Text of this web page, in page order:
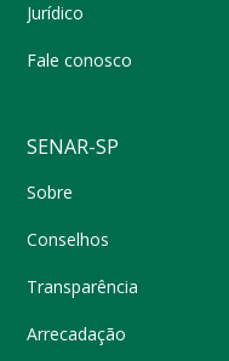
Jurídico
Fale conosco
SENAR-SP
Sobre
Conselhos
Transparência
Arrecadação